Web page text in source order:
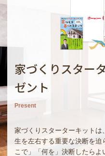
家づくりスター
ゼント
Present
家づくりスターターキットは
生を左右する重要な決断を
こで」「何を」決断したら